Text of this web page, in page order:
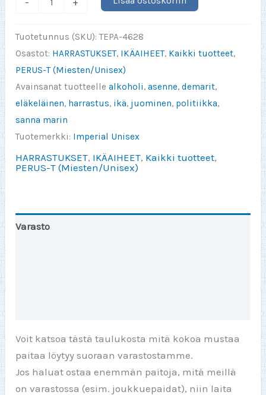
tehnyt
laillisia
Tuotetunnus (SKU):TEPA-4628
Osastot: HARRASTUKSET, IKÄAIHEET, Kaikki tuotteet,
PERUS-T (Miesten/Unisex)
Avainsanat tuotteellealkoholi,asenne,demarit,
eläkeläinen, harrastus, ikä, juominen, politiikka,
sanna marin
Tuotemerkki: Imperial Unisex
HARRASTUKSET, IKÄAIHEET, Kaikki tuotteet,
PERUS-T (Miesten/Unisex)
Varasto
Voit katsoa tästä taulukosta mitä kokoa mustaa
paitaa löytyy suoraan varastostamme.
Jos haluat ostaa enemmän paitoja, mitä meillä
on varastossa (esim. joukkuepaidat), niin laita